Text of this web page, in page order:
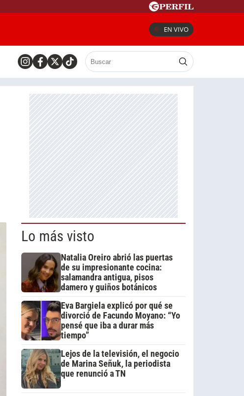
EN VIVO
Lo más visto
Natalia Oreiro abrió las puertas
de su impresionante cocina:
salamandra antigua, pisos
damero y guiños botánicos
Eva Bargiela explicó por qué se
divorció de Facundo Moyano: “Yo
pensé que iba a durar más
tiempo”
Lejos de la televisión, el negocio
de Marina Señuk, la periodista
que renunció a TN